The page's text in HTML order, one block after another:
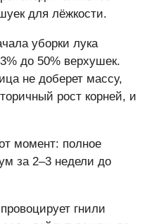
для лёжкости.
уборки лука
до 50% верхушек.
не доберет массу,
рост корней, и
момент: полное
за 2–3 недели до
гнили